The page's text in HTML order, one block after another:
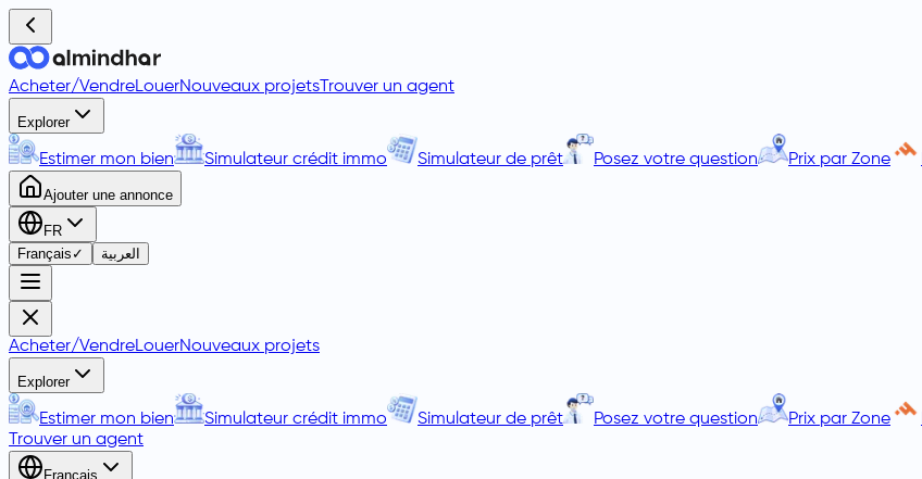
Acheter/VendreLouerNouveaux projets Trouver un agent
Explorer
Estimer mon bien Simulateur crédit immo Simulateur de prêt Posez votre question Prix par Zone
Ajouter une annonce
FR
Français ✓ العربية
Acheter/VendreLouerNouveaux projets
Explorer
Estimer mon bien Simulateur crédit immo Simulateur de prêt Posez votre question Prix par Zone
Trouver un agent
Français